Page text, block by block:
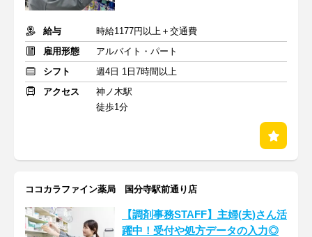
給与
時給1177円以上＋交通費
雇用形態
アルバイト・パート
シフト
週4日 1日7時間以上
アクセス
神ノ木駅
徒歩1分
ココカラファイン薬局 国分寺駅前通り店
【調剤事務STAFF】主婦(夫)さん活
躍中！受付や処方データの入力◎